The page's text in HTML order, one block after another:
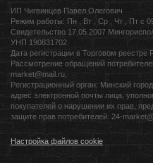
ИП Чигвинцев Павел Олегович
Режим работы: Пн , Вт , Ср , Чт , Пт c
Свидетельство 17.05.2007
УНП 190831702
Дата регистрации в Торговом реестре
Рассмотрение обращений
market@mail.ru,
Регистрационный орган: Минский
адрес электронной почты лица,
покупателей о нарушении их прав,
защите прав потребителей: 24-
Настройка файлов cookie